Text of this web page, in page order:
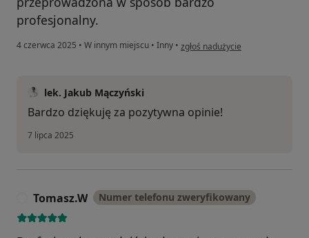
profesjonalny.
4 czerwca 2025 • W innym miejscu • Inny • w opinii użytkownika Małgorzata
zgłoś nadużycie
lek. Jakub Mączyński
Bardzo dziękuję za pozytywna opinie!
7 lipca 2025
Tomasz.W Numer telefonu zweryfikowany